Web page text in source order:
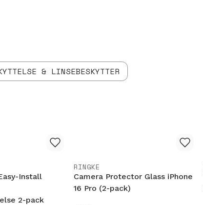
& LINSEBESKYTTER
Install
2-pack
RINGKE
Camera Protector Glass iPhone
16 Pro (2-pack)